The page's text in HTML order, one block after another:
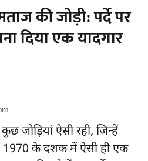
की जोड़ी: पर्दे पर
दिया एक यादगार
जोड़ियां ऐसी रही, जिन्हें
के दशक में ऐसी ही एक